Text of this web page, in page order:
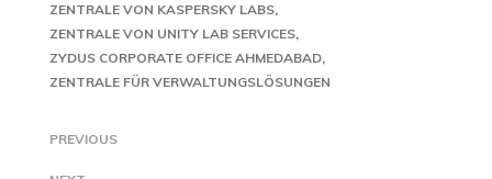
ZENTRALE VON KASPERSKY LABS
ZENTRALE VON UNITY LAB SERVICES
ZYDUS CORPORATE OFFICE AHMEDABAD
ZENTRALE FÜR VERWALTUNGSLÖSUNGEN
PREVIOUS